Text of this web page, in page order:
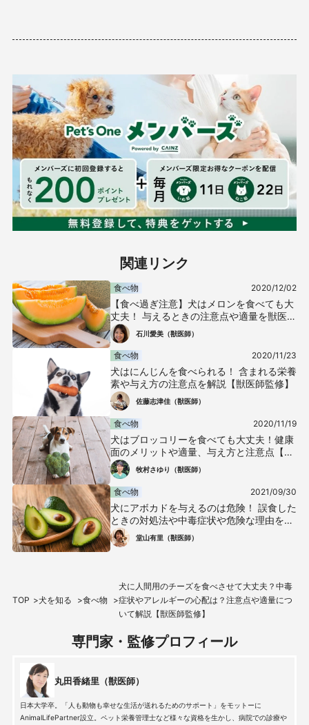
関連リンク
食べ物 2020/12/02
【食べ過ぎ注意】犬はメロンを食べても大
丈夫！ 与えるときの注意点や適量を獣医師
が解説石川愛美（獣医師）
食べ物 2020/11/23
犬はにんじんを食べられる！ 含まれる栄養
素や与え方の注意点を解説【獣医師監修】
佐藤志津佳（獣医師）
食べ物 2020/11/19
犬はブロッコリーを食べても大丈夫！健康
面のメリットや適量、与え方と注意点【獣
医師監修】牧村さゆり（獣医師）
食べ物 2021/09/30
犬にアボカドを与えるのは危険！ 誤食した
ときの対処法や中毒症状や危険な理由を獣
医が解説堂山有里（獣医師）
TOP 犬を知る 食べ物
犬に人間用のチーズを食べさせて大丈夫？中毒
症状やアレルギーの心配は？注意点や適量につ
いて解説【獣医師監修】
専門家・監修プロフィール
丸田香緒里（獣医師）
日本大学卒。「人も動物も幸せな生活が送れるためのサポート」をモットーに
AnimalLifePartner設立。ペット栄養管理士など様々な資格を生かし、病院での診療や